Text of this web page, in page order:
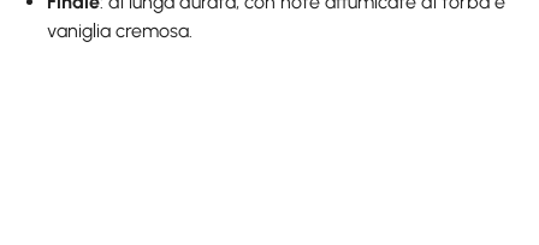
vaniglia cremosa.